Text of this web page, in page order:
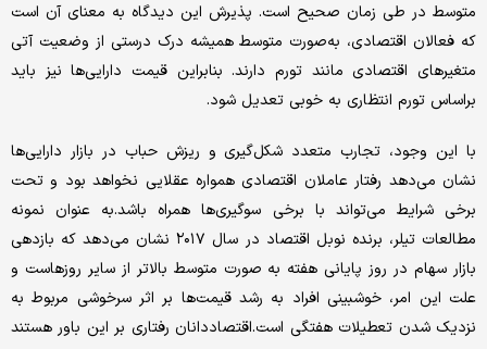
متوسط در طی زمان صحیح است. پذیرش این دیدگاه به معنای آن است
که فعالان اقتصادی، به‌صورت متوسط همیشه درک درستی از وضعیت آتی
متغیرهای اقتصادی مانند تورم دارند. بنابراین قیمت دارایی‌‌ها نیز ‌باید
براساس تورم انتظاری به خوبی تعدیل ‌‌شود.
با این وجود، تجارب متعدد شکل‌‌گیری و ریزش حباب در بازار دارایی‌‌ها
نشان می‌‌دهد رفتار عاملان اقتصادی همواره عقلایی نخواهد بود و تحت
برخی شرایط می‌‌تواند با برخی سوگیری‌‌ها همراه باشد.به عنوان نمونه
مطالعات تیلر، برنده نوبل اقتصاد در سال ۲۰۱۷ نشان می‌‌دهد که بازدهی
بازار سهام در روز پایانی هفته به صورت متوسط بالاتر از سایر روزهاست و
علت این امر، خوشبینی افراد به رشد قیمت‌‌ها بر اثر سرخوشی مربوط به
نزدیک شدن تعطیلات هفتگی است.اقتصاددانان رفتاری بر این باور هستند